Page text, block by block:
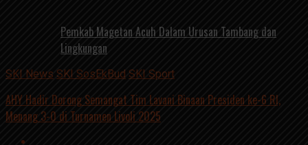
Pemkab Magetan Acuh Dalam Urusan Tambang dan
Lingkungan
SKI News SKI SosEkBud SKI Sport
AHY Hadir Dorong Semangat Tim Lavani Binaan Presiden ke-6 RI,
Menang 3-0 di Turnamen Livoli 2025